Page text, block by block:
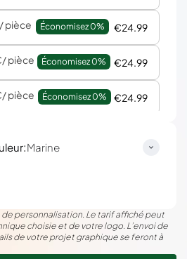
/ pièce Économisez 0% €24.99
/ pièce Économisez 0% €24.99
/ pièce Économisez 0% €24.99
:Marine
personnalisation. Le tarif affiché peut
choisie et de votre logo. L’envoi de
de votre projet graphique se feront à